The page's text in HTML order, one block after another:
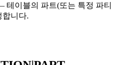
테이블의 파트(또는 특정 파티
합니다.